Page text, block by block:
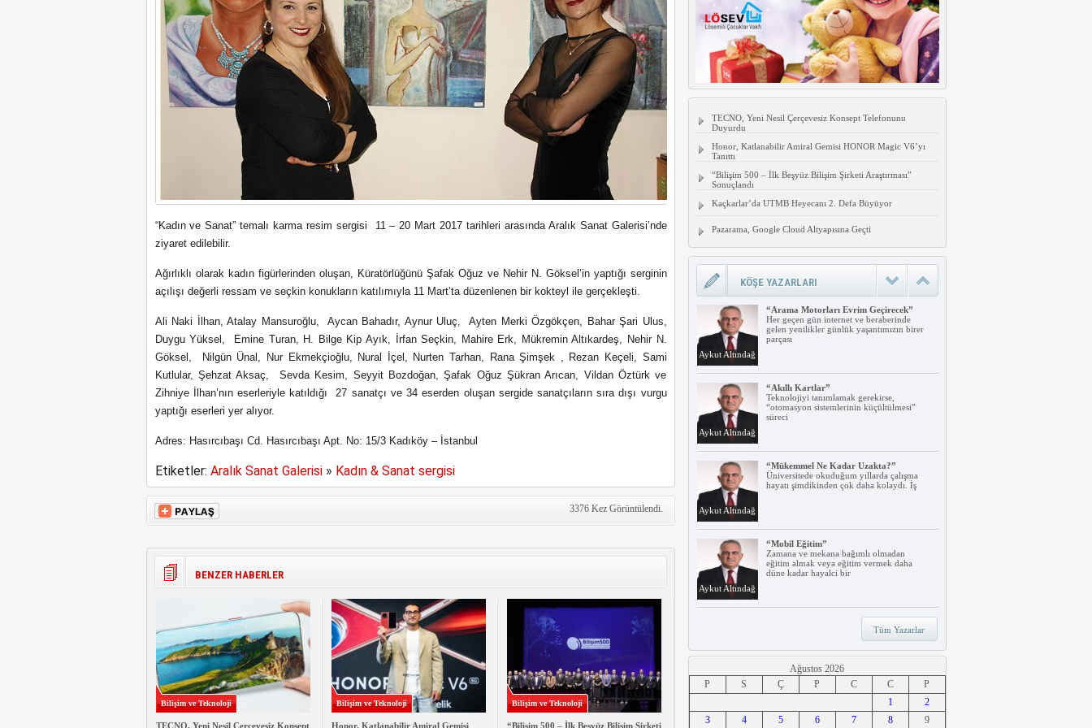
“Kadın ve Sanat” temalı karma resim sergisi 11 – 20 Mart 2017 tarihleri arasında Aralık Sanat Galerisi’nde
ziyaret edilebilir.
Ağırlıklı olarak kadın figürlerinden oluşan, Küratörlüğünü Şafak Oğuz ve Nehir N. Göksel’in yaptığı serginin
açılışı değerli ressam ve seçkin konukların katılımıyla 11 Mart’ta düzenlenen bir kokteyl ile gerçekleşti.
Ali Naki İlhan, Atalay Mansuroğlu, Aycan Bahadır, Aynur Uluç, Ayten Merki Özgökçen, Bahar Şari Ulus,
Duygu Yüksel, Emine Turan, H. Bilge Kip Ayık, İrfan Seçkin, Mahire Erk, Mükremin Altıkardeş, Nehir N.
Göksel, Nilgün Ünal, Nur Ekmekçioğlu, Nural İçel, Nurten Tarhan, Rana Şimşek , Rezan Keçeli, Sami
Kutlular, Şehzat Aksaç, Sevda Kesim, Seyyit Bozdoğan, Şafak Oğuz Şükran Arıcan, Vildan Öztürk ve
Zihniye İlhan’nın eserleriyle katıldığı 27 sanatçı ve 34 eserden oluşan sergide sanatçıların sıra dışı vurgu
yaptığı eserleri yer alıyor.
Adres: Hasırcıbaşı Cd. Hasırcıbaşı Apt. No: 15/3 Kadıköy – İstanbul
Etiketler: Aralık Sanat Galerisi» Kadın & Sanat sergisi
3376 Kez Görüntülendi.
BENZER HABERLER
Bilişim ve Teknoloji
TECNO, Yeni Nesil Çerçevesiz Konsept
Bilişim ve Teknoloji
Honor, Katlanabilir Amiral Gemisi
Bilişim ve Teknoloji
“Bilişim 500 – İlk Beşyüz Bilişim Şirketi
TECNO, Yeni Nesil Çerçevesiz Konsept Telefonunu
Duyurdu
Honor, Katlanabilir Amiral Gemisi HONOR Magic V6’yı
Tanıttı
“Bilişim 500 – İlk Beşyüz Bilişim Şirketi Araştırması”
Sonuçlandı
Kaçkarlar’da UTMB Heyecanı 2. Defa Büyüyor
Pazarama, Google Cloud Altyapısına Geçti
KÖŞE YAZARLARI
Aykut Altındağ
“Arama Motorları Evrim Geçirecek”
Her geçen gün internet ve beraberinde
gelen yenilikler günlük yaşantımızın birer
parçası
Aykut Altındağ
“Akıllı Kartlar”
Teknolojiyi tanımlamak gerekirse,
“otomasyon sistemlerinin küçültülmesi”
süreci
Aykut Altındağ
“Mükemmel Ne Kadar Uzakta?”
Üniversitede okuduğum yıllarda çalışma
hayatı şimdikinden çok daha kolaydı. İş
Aykut Altındağ
“Mobil Eğitim”
Zamana ve mekana bağımlı olmadan
eğitim almak veya eğitim vermek daha
düne kadar hayalci bir
“Teknoloji, Hızlı Tren ve İrem…”
Belki dikkatinizi çekmiştir. Türkiye’nin ilk
hızlı treni Ankara – Eskişehir
“Ne Duruyorsunuz, Dijitalleşsenize!”
Arabanız kendi kendine park ederken, siz
apartmanınıza giriyor ve evinizin kapısını
Tüm Yazarlar
Ağustos 2026
P
S Ç P C C
P
1
2
3
4 5 6 7 8 9